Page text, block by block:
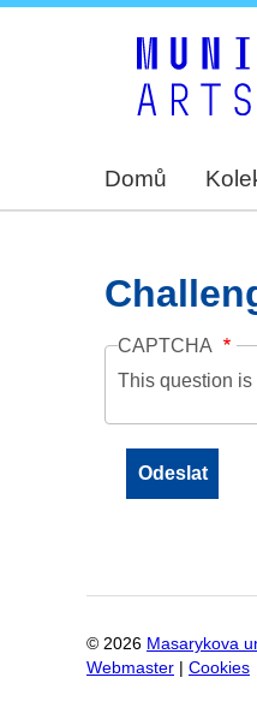
Domů
CAPTCHA
This question is
© 2026 Masarykova
Webmaster
Cookies